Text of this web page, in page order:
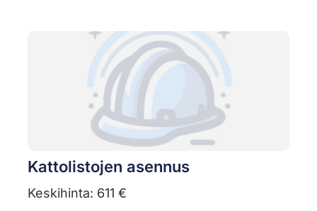
Kattolistojen asennus
Keskihinta: 611 €